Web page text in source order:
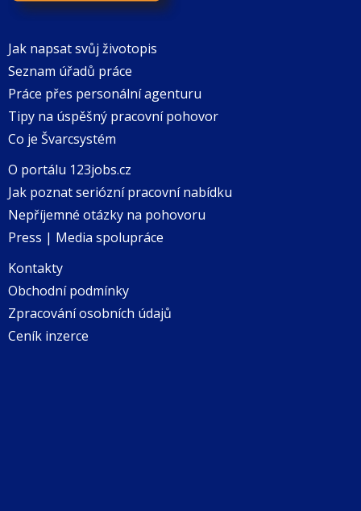
Jak napsat svůj životopis
Seznam úřadů práce
Práce přes personální agenturu
Tipy na úspěšný pracovní pohovor
Co je Švarcsystém
O portálu 123jobs.cz
Jak poznat seriózní pracovní nabídku
Nepříjemné otázky na pohovoru
Press | Media spolupráce
Kontakty
Obchodní podmínky
Zpracování osobních údajů
Ceník inzerce